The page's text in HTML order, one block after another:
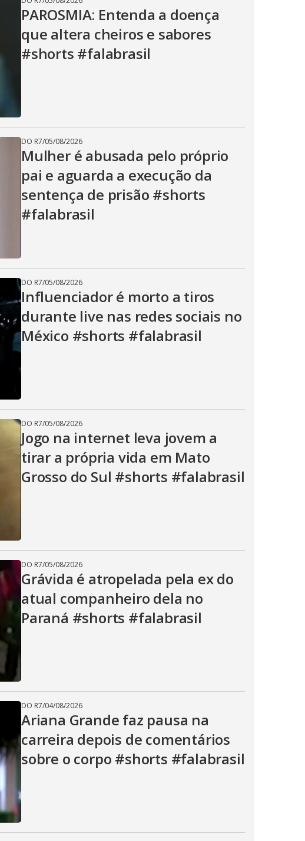
V
i
d
e
o
PAROSMIA: Entenda a doença
que altera cheiros e sabores
#shorts #falabrasil
DO R7/05/08/2026
Mulher é abusada pelo próprio
pai e aguarda a execução da
sentença de prisão #shorts
#falabrasil
DO R7/05/08/2026
Influenciador é morto a tiros
durante live nas redes sociais no
México #shorts #falabrasil
DO R7/05/08/2026
Jogo na internet leva jovem a
tirar a própria vida em Mato
Grosso do Sul #shorts #falabrasil
DO R7/05/08/2026
Grávida é atropelada pela ex do
atual companheiro dela no
Paraná #shorts #falabrasil
DO R7/04/08/2026
Ariana Grande faz pausa na
carreira depois de comentários
sobre o corpo #shorts #falabrasil